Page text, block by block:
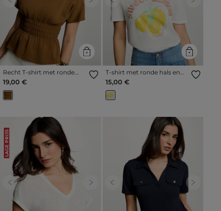
Previous Next
Recht T-shirt met ronde
hals camel vrouw
19,00 €
Previous Next
T-shirt met ronde hals en
print helder wit vrouw
15,00 €
LAGE PRIJS
Previous Next Previous Next